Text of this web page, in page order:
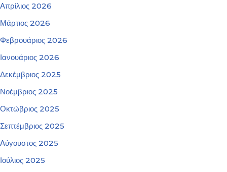
Απρίλιος 2026
Μάρτιος 2026
Φεβρουάριος 2026
Ιανουάριος 2026
Δεκέμβριος 2025
Νοέμβριος 2025
Οκτώβριος 2025
Σεπτέμβριος 2025
Αύγουστος 2025
Ιούλιος 2025